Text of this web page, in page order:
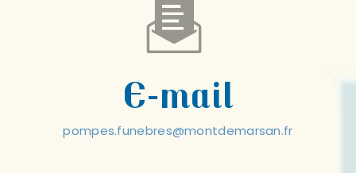
E-mail
pompes.funebres@montdemarsan.fr